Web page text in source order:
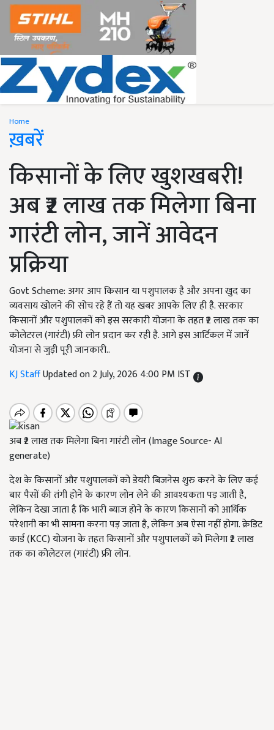
Home
ख़बरें
किसानों के लिए खुशखबरी!
अब ₹2 लाख तक मिलेगा बिना
गारंटी लोन, जानें आवेदन
प्रक्रिया
Govt Scheme: अगर आप किसान या पशुपालक है और अपना खुद का
व्यवसाय खोलने की सोच रहे हैं तो यह खबर आपके लिए ही है. सरकार
किसानों और पशुपालकों को इस सरकारी योजना के तहत ₹2 लाख तक का
कोलेटरल (गारंटी) फ्री लोन प्रदान कर रही है. आगे इस आर्टिकल में जानें
योजना से जुड़ी पूरी जानकारी..
KJ StaffUpdated on 2 July, 2026 4:00 PM IST
अब ₹2 लाख तक मिलेगा बिना गारंटी लोन (Image Source- AI
generate)
देश के किसानों और पशुपालकों को डेयरी बिजनेस शुरु करने के लिए कई
बार पैसों की तंगी होने के कारण लोन लेने की आवश्यकता पड़ जाती है,
लेकिन देखा जाता है कि भारी ब्याज होने के कारण किसानों को आर्थिक
परेशानी का भी सामना करना पड़ जाता है, लेकिन अब ऐसा नहीं होगा. क्रेडिट
कार्ड (KCC) योजना के तहत किसानों और पशुपालकों को मिलेगा ₹2 लाख
तक का कोलेटरल (गारंटी) फ्री लोन.